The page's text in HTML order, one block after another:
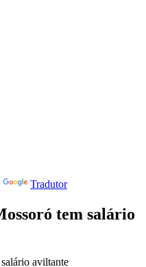
Tradutor
tem salário